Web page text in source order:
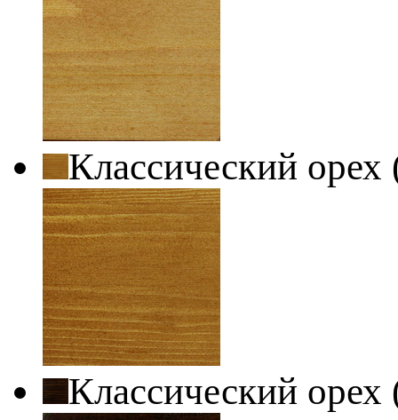
Классический
Классический